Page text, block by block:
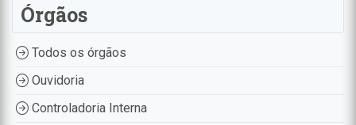
Órgãos
Todos os órgãos
Ouvidoria
Controladoria Interna